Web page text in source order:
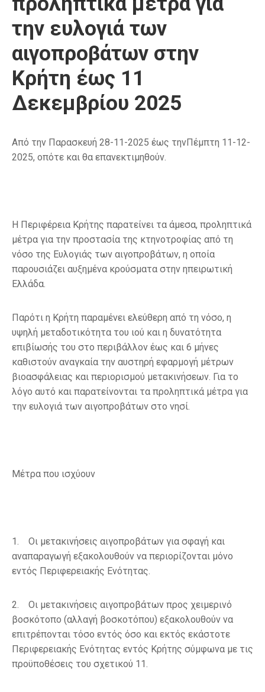
την ευλογιά των
αιγοπροβάτων στην
Κρήτη έως 11
Δεκεμβρίου 2025
Από την Παρασκευή 28-11-2025 έως τηνΠέμπτη 11-12-
2025, οπότε και θα επανεκτιμηθούν.
Η Περιφέρεια Κρήτης παρατείνει τα άμεσα, προληπτικά
μέτρα για την προστασία της κτηνοτροφίας από τη
νόσο της Ευλογιάς των αιγοπροβάτων, η οποία
παρουσιάζει αυξημένα κρούσματα στην ηπειρωτική
Ελλάδα.
Παρότι η Κρήτη παραμένει ελεύθερη από τη νόσο, η
υψηλή μεταδοτικότητα του ιού και η δυνατότητα
επιβίωσής του στο περιβάλλον έως και 6 μήνες
καθιστούν αναγκαία την αυστηρή εφαρμογή μέτρων
βιοασφάλειας και περιορισμού μετακινήσεων. Για το
λόγο αυτό και παρατείνονται τα προληπτικά μέτρα για
την ευλογιά των αιγοπροβάτων στο νησί.
Μέτρα που ισχύουν
1. Οι μετακινήσεις αιγοπροβάτων για σφαγή και
αναπαραγωγή εξακολουθούν να περιορίζονται μόνο
εντός Περιφερειακής Ενότητας.
2. Οι μετακινήσεις αιγοπροβάτων προς χειμερινό
βοσκότοπο (αλλαγή βοσκοτόπου) εξακολουθούν να
επιτρέπονται τόσο εντός όσο και εκτός εκάστοτε
Περιφερειακής Ενότητας εντός Κρήτης σύμφωνα με τις
προϋποθέσεις του σχετικού 11.